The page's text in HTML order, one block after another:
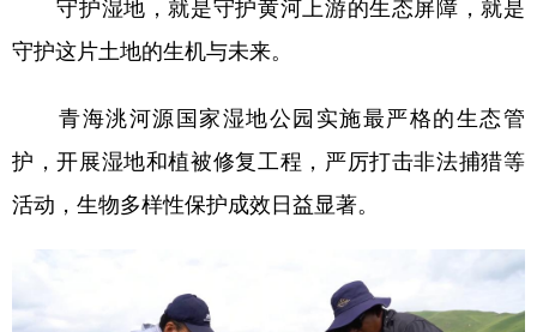
守护湿地，就是守护黄河上游的生态屏障，就是
守护这片土地的生机与未来。
青海洮河源国家湿地公园实施最严格的生态管
护，开展湿地和植被修复工程，严厉打击非法捕猎等
活动，生物多样性保护成效日益显著。